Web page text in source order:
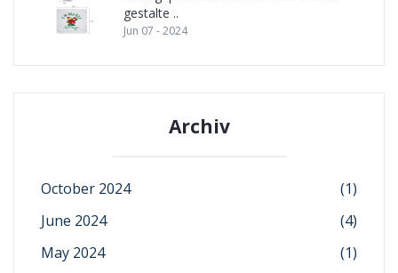
gestalte ..
Jun 07 - 2024
Archiv
October 2024
(1)
June 2024
(4)
May 2024
(1)